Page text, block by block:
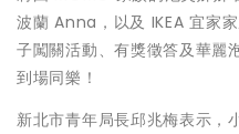
波蘭 Anna，以及 IKEA 宜家
子闖關活動、有獎徵答及華麗
到場同樂！
新北市青年局長邱兆梅表示，